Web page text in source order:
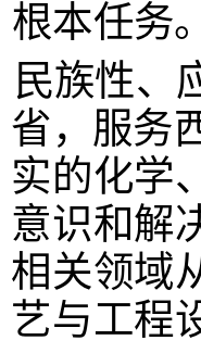
根本任务
民族性、
省，服务
实的化学
意识和解
相关领域
艺与工程